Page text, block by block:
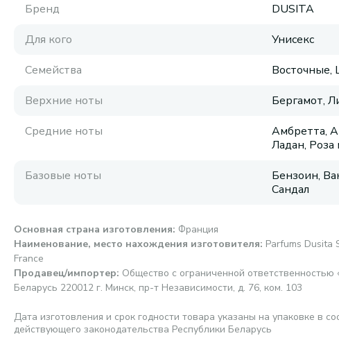
Бренд
DUSITA
Для кого
Унисекс
Семейства
Восточные,
Верхние ноты
Бергамот,
Средние ноты
Амбретта,
Ладан, Роза
Базовые ноты
Бензоин,
Сандал
Основная страна изготовления: Франция
Наименование, место нахождения изготовителя: Parfums Dusita
France
Продавец/импортер: Общество с ограниченной
Беларусь 220012 г. Минск, пр-т Независимости, д. 76, ком. 103
Дата изготовления и срок годности товара указаны на упаковке в
действующего законодательства Республики Беларусь